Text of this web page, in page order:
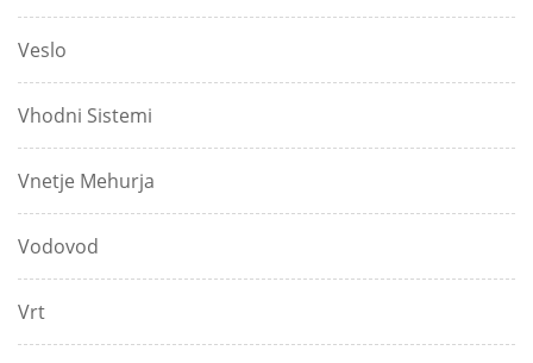
Veslo
Vhodni Sistemi
Vnetje Mehurja
Vodovod
Vrt